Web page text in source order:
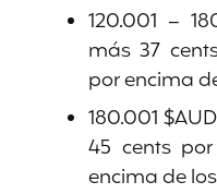
120.001 –
más 37
por encima
180.001
45 cents
encima de